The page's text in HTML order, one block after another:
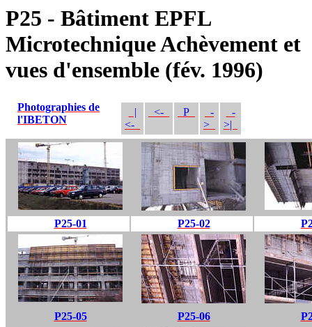
P25 - Bâtiment EPFL
Microtechnique Achèvement et
vues d'ensemble (fév. 1996)
Photographies de
l'IBETON
|
<-
<- P
-
>
-
>|
P25-01 P25-02
P25-05 P25-06